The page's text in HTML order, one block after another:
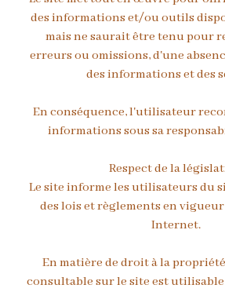
des informations et/ou outils
mais ne saurait être tenu pour
erreurs ou omissions, d'une
des informations et des
En conséquence, l'utilisateur
informations sous sa
Respect de la
Le site informe les utilisateurs du
des lois et règlements en
Internet.
En matière de droit à la
consultable sur le site est utilisable